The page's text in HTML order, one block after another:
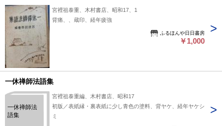
宮裡祖泰重、木村書店、昭和17、1
背痛、、蔵印、経年疲強
ふるほんや日日書房
￥1,000
一休禅師法語集
一休禅師法
語集
宮裡祖泰重編、木村書店、昭和17
初版／表紙縁・裏表紙に少し青色の塗料、背ヤケ、経年ヤケシ
ミ